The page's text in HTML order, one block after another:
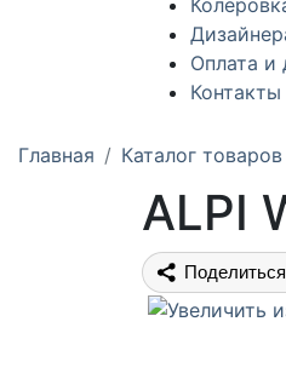
Оплата и
Контакты
Главная Каталог товаров
ALPI
Поделиться